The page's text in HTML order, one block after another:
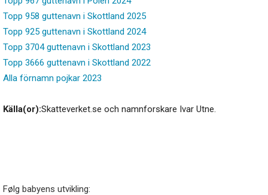
Topp 958 guttenavn i Skottland 2025
Topp 925 guttenavn i Skottland 2024
Topp 3704 guttenavn i Skottland 2023
Topp 3666 guttenavn i Skottland 2022
Alla förnamn pojkar 2023
Källa(or):Skatteverket.se och namnforskare Ivar Utne.
Følg babyens utvikling: